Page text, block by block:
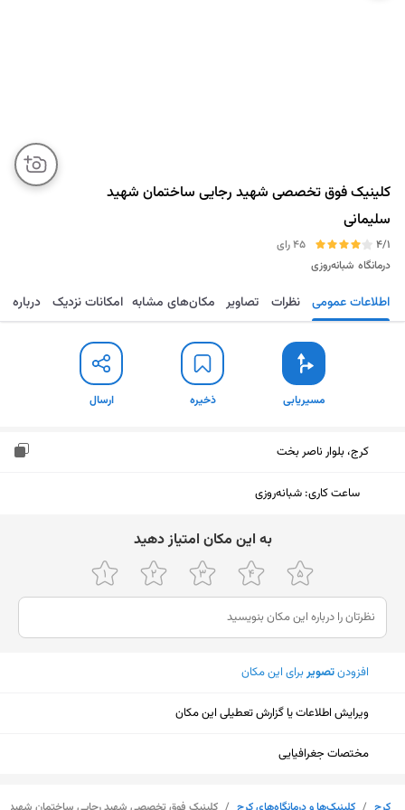
کلینیک فوق تخصصی شهید رجایی ساختمان شهید
سلیمانی
4/1
45 رای
درمانگاه شبانه‌روزی
مسیریابی ذخیره ارسال اطلاعات عمومی نظرات تصاویر مکان‌های مشابه امکانات نزدیک درباره
مسیریابی ذخیره ارسال
کرج، بلوار ناصر بخت
ساعت کاری: شبانه‌روزی
ﺑﻪ اﯾﻦ ﻣﮑﺎن اﻣﺘﯿﺎز دﻫﯿﺪ
افزودنتصویربرای این مکان
ویرایش اطلاعات یا گزارش تعطیلی این مکان
مختصات جغرافیایی